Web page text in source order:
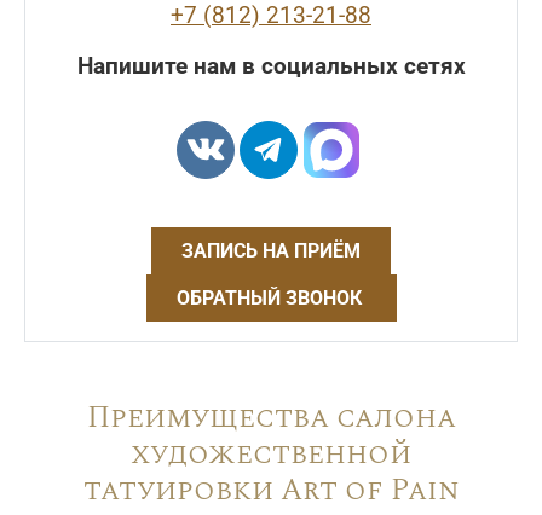
+7 (812) 213-21-88
Напишите нам в социальных сетях
ЗАПИСЬ НА ПРИЁМ
ОБРАТНЫЙ ЗВОНОК
Преимущества салона
художественной
татуировки Art of Pain